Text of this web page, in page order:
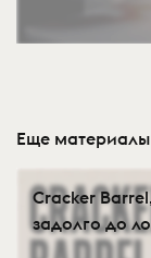
Еще материалы
Cracker
задолго до